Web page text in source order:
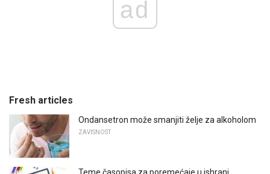
ad
Fresh articles
Ondansetron može smanjiti želje za alkoholom
ZAVISNOST
Teme časopisa za poremećaje u ishrani